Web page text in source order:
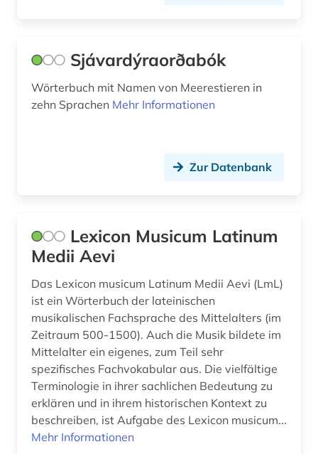
Sjávardýraorðabók
Wörterbuch mit Namen von Meerestieren in
zehn Sprachen Mehr Informationen
Zur Datenbank
Lexicon Musicum Latinum
Medii Aevi
Das Lexicon musicum Latinum Medii Aevi (LmL)
ist ein Wörterbuch der lateinischen
musikalischen Fachsprache des Mittelalters (im
Zeitraum 500-1500). Auch die Musik bildete im
Mittelalter ein eigenes, zum Teil sehr
spezifisches Fachvokabular aus. Die vielfältige
Terminologie in ihrer sachlichen Bedeutung zu
erklären und in ihrem historischen Kontext zu
beschreiben, ist Aufgabe des Lexicon musicum...
Mehr Informationen